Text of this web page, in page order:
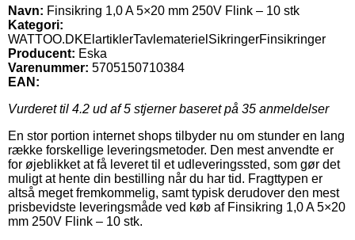
Navn: Finsikring 1,0 A 5×20 mm 250V Flink – 10 stk
Kategori:
WATTOO.DKElartiklerTavlematerielSikringerFinsikringer
Producent: Eska
Varenummer: 5705150710384
EAN:
Vurderet til 4.2 ud af 5 stjerner baseret på 35 anmeldelser
En stor portion internet shops tilbyder nu om stunder en lang
række forskellige leveringsmetoder. Den mest anvendte er
for øjeblikket at få leveret til et udleveringssted, som gør det
muligt at hente din bestilling når du har tid. Fragttypen er
altså meget fremkommelig, samt typisk derudover den mest
prisbevidste leveringsmåde ved køb af Finsikring 1,0 A 5×20
mm 250V Flink – 10 stk.